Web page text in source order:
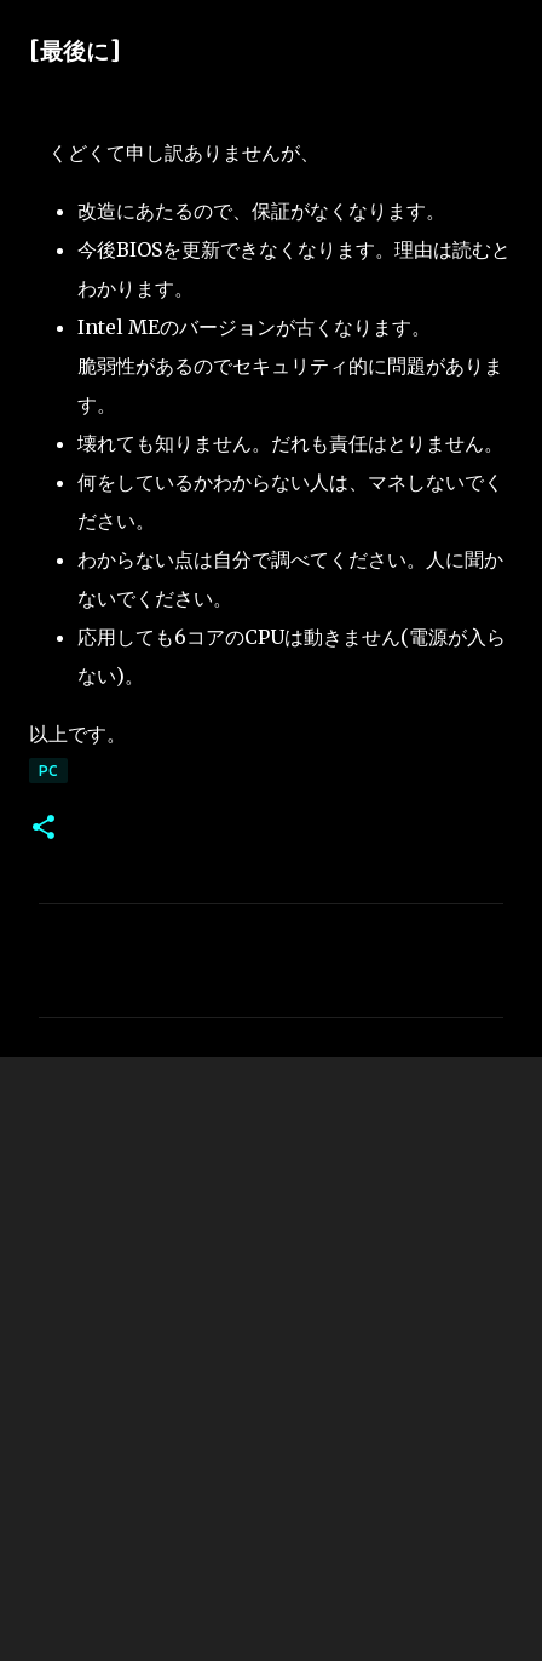
[最後に]
くどくて申し訳ありませんが、
改造にあたるので、保証がなくなります。
今後BIOSを更新できなくなります。理由は読むと
わかります。
Intel MEのバージョンが古くなります。
脆弱性があるのでセキュリティ的に問題がありま
す。
壊れても知りません。だれも責任はとりません。
何をしているかわからない人は、マネしないでく
ださい。
わからない点は自分で調べてください。人に聞か
ないでください。
応用しても6コアのCPUは動きません(電源が入ら
ない)。
以上です。
PC